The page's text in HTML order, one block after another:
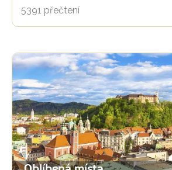
5391 přečtení